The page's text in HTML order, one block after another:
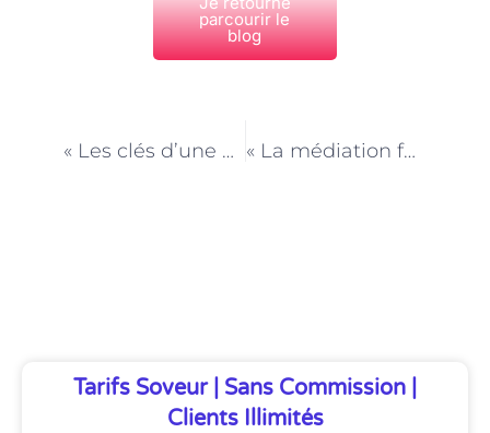
parcourir le
blog
« Les clés d’une communication efficace : l’expertise d’un coach parental à Paris » « La médiation familiale à Paris : une réponse aux situations de conflit élevé »
Tarifs Soveur | Sans Commission |
Clients Illimités